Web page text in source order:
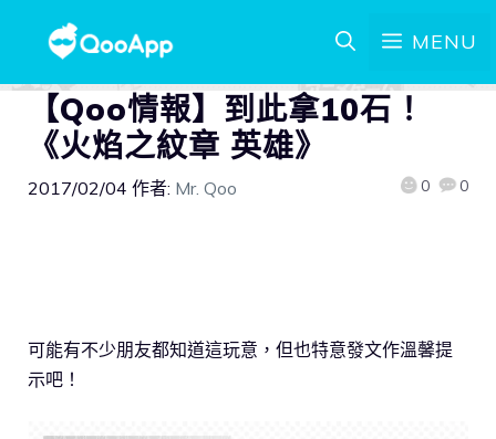
MENU
【Qoo情報】到此拿10石！
《火焰之紋章 英雄》
2017/02/04 作者: Mr. Qoo 0 0
可能有不少朋友都知道這玩意，但也特意發文作溫馨提
示吧！